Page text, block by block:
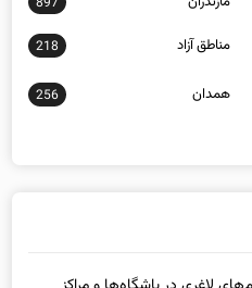
مناطق آزاد 218
256
لاغری در باشگاه‌ها و مراکز